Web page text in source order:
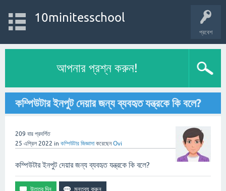
প্রবেশ
10minitesschool
আপনার প্রশ্ন করুন!
কম্পিউটার ইনপুট দেয়ার জন্য ব্যবহৃত যন্ত্রকে কি বলে?
209 বার প্রদর্শিত
25 এপ্রিল 2022 in কম্পিউটার জিজ্ঞাসা করেছেনOvi
কম্পিউটার ইনপুট দেয়ার জন্য ব্যবহৃত যন্ত্রকে কি বলে?